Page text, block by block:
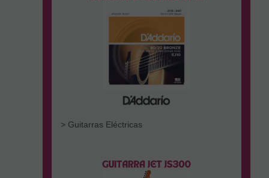
> Guitarras Eléctricas